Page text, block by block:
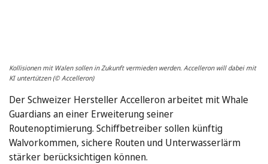
Kollisionen mit Walen sollen in Zukunft vermieden werden. Accelleron will dabei mit
KI untertützen (© Accelleron)
Der Schweizer Hersteller Accelleron arbeitet mit Whale
Guardians an einer Erweiterung seiner
Routenoptimierung. Schiffbetreiber sollen künftig
Walvorkommen, sichere Routen und Unterwasserlärm
stärker berücksichtigen können.